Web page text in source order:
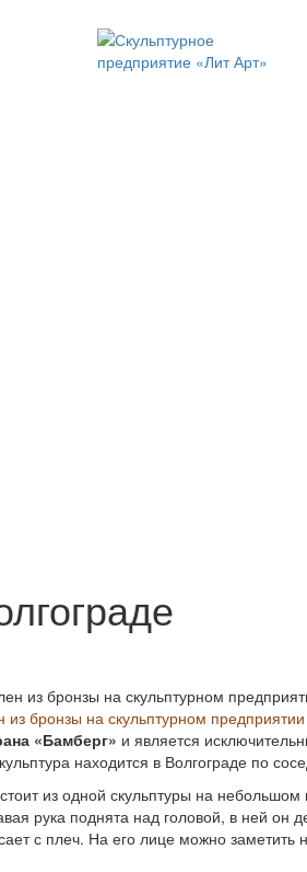
из бронзы на скульптурном
«Бамберг» и является
находится в Волгограде по
из одной скульптуры на
рука поднята над головой, в ней
с плеч. На его лице можно